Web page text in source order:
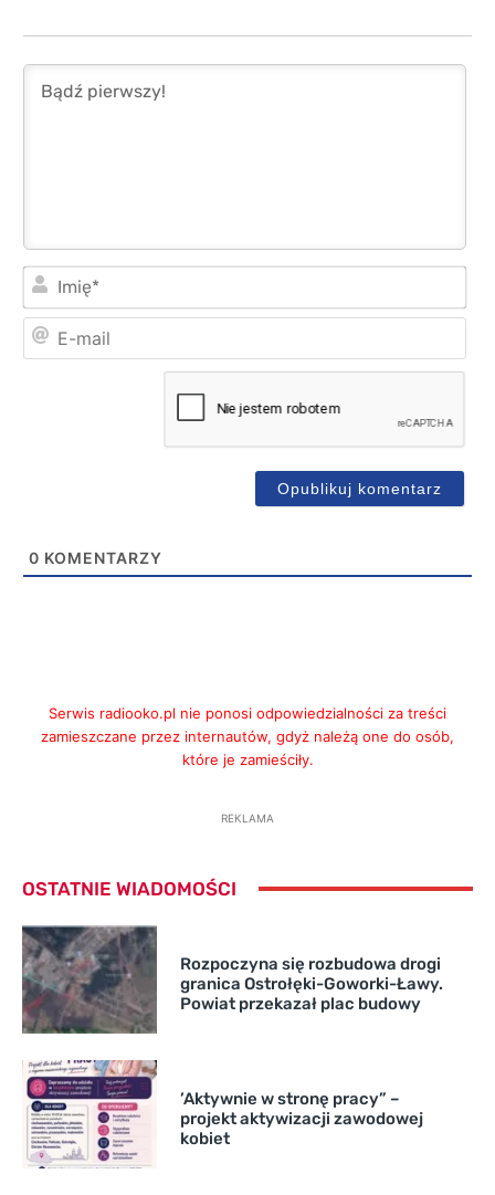
0 KOMENTARZY
Serwis radiooko.pl nie ponosi odpowiedzialności za treści
zamieszczane przez internautów, gdyż należą one do osób,
które je zamieściły.
REKLAMA
OSTATNIE WIADOMOŚCI
Rozpoczyna się rozbudowa drogi
granica Ostrołęki-Goworki-Ławy.
Powiat przekazał plac budowy
’Aktywnie w stronę pracy” –
projekt aktywizacji zawodowej
kobiet